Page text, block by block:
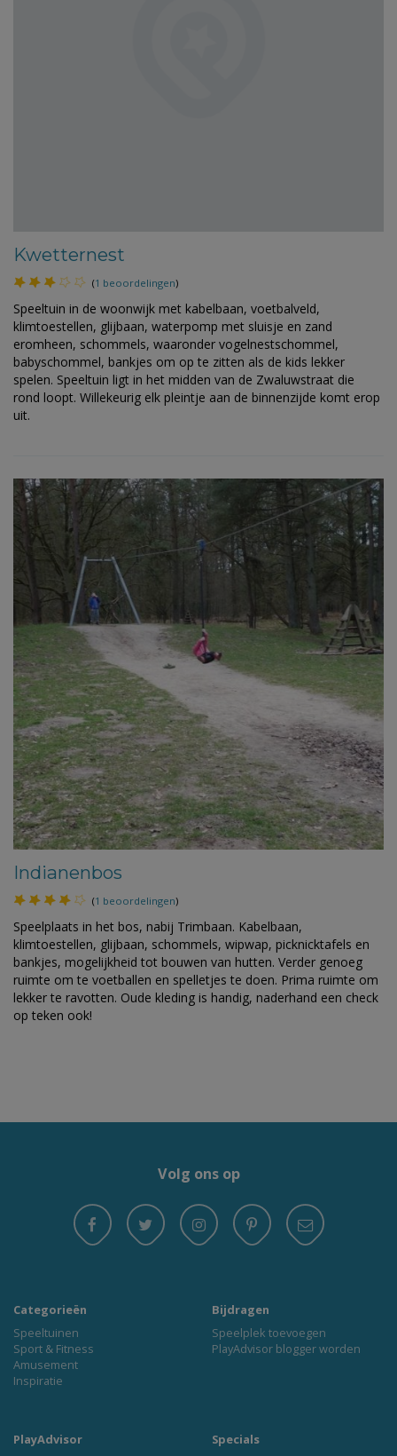
Kwetternest
(1 beoordelingen)
Speeltuin in de woonwijk met kabelbaan, voetbalveld,
klimtoestellen, glijbaan, waterpomp met sluisje en zand
eromheen, schommels, waaronder vogelnestschommel,
babyschommel, bankjes om op te zitten als de kids lekker
spelen. Speeltuin ligt in het midden van de Zwaluwstraat die
rond loopt. Willekeurig elk pleintje aan de binnenzijde komt erop
uit.
Indianenbos
(1 beoordelingen)
Speelplaats in het bos, nabij Trimbaan. Kabelbaan,
klimtoestellen, glijbaan, schommels, wipwap, picknicktafels en
bankjes, mogelijkheid tot bouwen van hutten. Verder genoeg
ruimte om te voetballen en spelletjes te doen. Prima ruimte om
lekker te ravotten. Oude kleding is handig, naderhand een check
op teken ook!
Volg ons op
Categorieën
Speeltuinen
Sport & Fitness
Amusement
Inspiratie
Bijdragen
Speelplek toevoegen
PlayAdvisor blogger worden
PlayAdvisor
Specials